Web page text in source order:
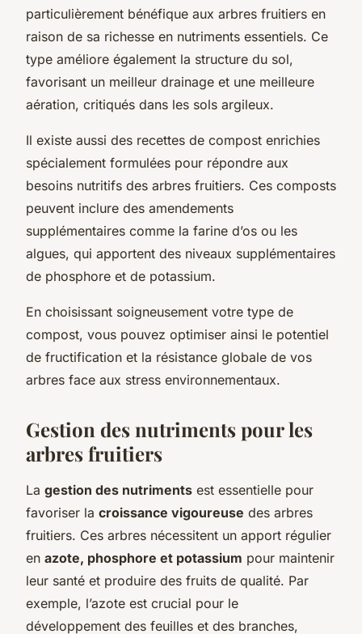
particulièrement bénéfique aux arbres fruitiers en
raison de sa richesse en nutriments essentiels. Ce
type améliore également la structure du sol,
favorisant un meilleur drainage et une meilleure
aération, critiqués dans les sols argileux.
Il existe aussi des recettes de compost enrichies
spécialement formulées pour répondre aux
besoins nutritifs des arbres fruitiers. Ces composts
peuvent inclure des amendements
supplémentaires comme la farine d’os ou les
algues, qui apportent des niveaux supplémentaires
de phosphore et de potassium.
En choisissant soigneusement votre type de
compost, vous pouvez optimiser ainsi le potentiel
de fructification et la résistance globale de vos
arbres face aux stress environnementaux.
Gestion des nutriments pour les
arbres fruitiers
La gestion des nutriments est essentielle pour
favoriser la croissance vigoureuse des arbres
fruitiers. Ces arbres nécessitent un apport régulier
en azote, phosphore et potassium pour maintenir
leur santé et produire des fruits de qualité. Par
exemple, l’azote est crucial pour le
développement des feuilles et des branches,